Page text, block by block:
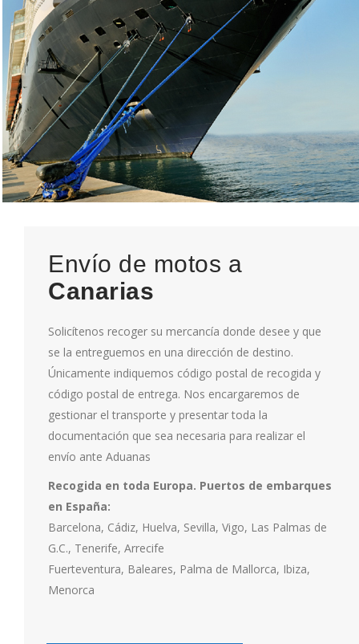
Envío de motos a
Canarias
Solicítenos recoger su mercancía donde desee y que
se la entreguemos en una dirección de destino.
Únicamente indiquemos código postal de recogida y
código postal de entrega. Nos encargaremos de
gestionar el transporte y presentar toda la
documentación que sea necesaria para realizar el
envío ante Aduanas
Recogida en toda Europa. Puertos de embarques
en España:
Barcelona, Cádiz, Huelva, Sevilla, Vigo, Las Palmas de
G.C., Tenerife, Arrecife
Fuerteventura, Baleares, Palma de Mallorca, Ibiza,
Menorca